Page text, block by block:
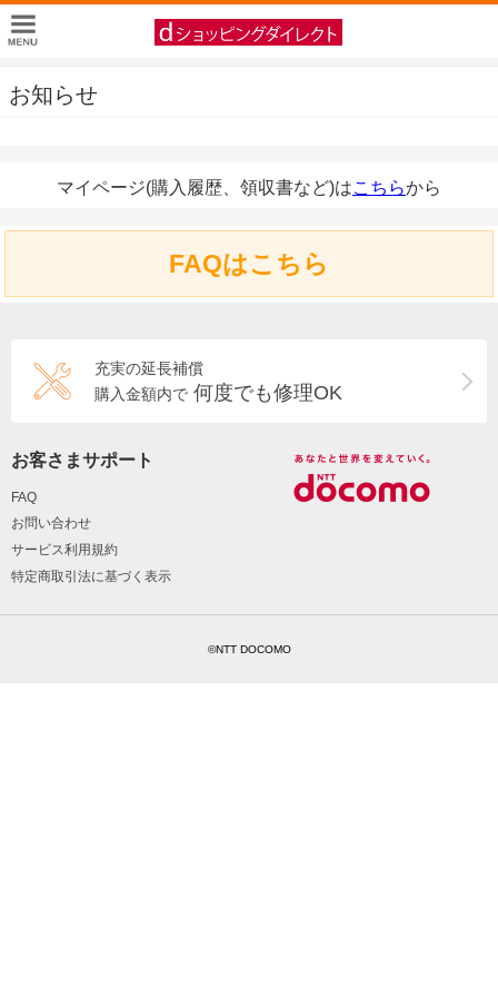
お知らせ
マイページ(購入履歴、領収書など)はこちらから
FAQはこちら
充実の延長補償
購入金額内で 何度でも修理OK
お客さまサポート
FAQ
お問い合わせ
サービス利用規約
特定商取引法に基づく表示
©NTT DOCOMO